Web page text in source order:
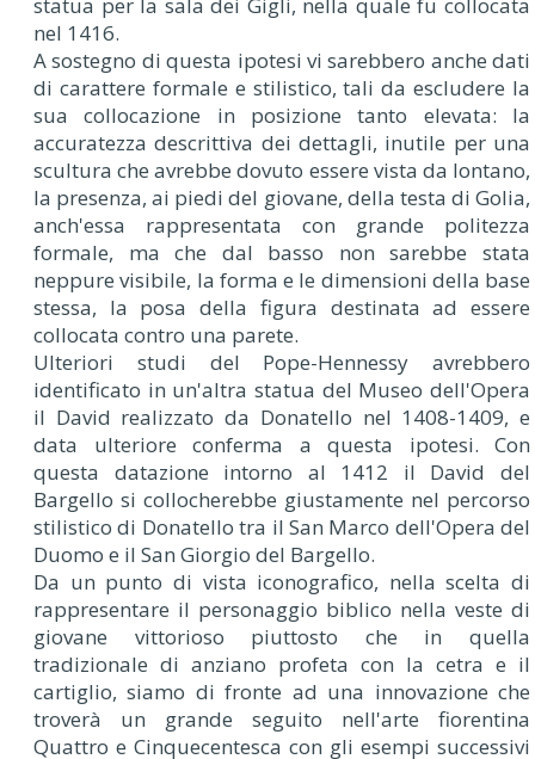
nel 1416.
A sostegno di questa ipotesi vi sarebbero anche dati
di carattere formale e stilistico, tali da escludere la
sua collocazione in posizione tanto elevata: la
accuratezza descrittiva dei dettagli, inutile per una
scultura che avrebbe dovuto essere vista da lontano,
la presenza, ai piedi del giovane, della testa di Golia,
anch'essa rappresentata con grande politezza
formale, ma che dal basso non sarebbe stata
neppure visibile, la forma e le dimensioni della base
stessa, la posa della figura destinata ad essere
collocata contro una parete.
Ulteriori studi del Pope-Hennessy avrebbero
identificato in un'altra statua del Museo dell'Opera
il David realizzato da Donatello nel 1408-1409, e
data ulteriore conferma a questa ipotesi. Con
questa datazione intorno al 1412 il David del
Bargello si collocherebbe giustamente nel percorso
stilistico di Donatello tra il San Marco dell'Opera del
Duomo e il San Giorgio del Bargello.
Da un punto di vista iconografico, nella scelta di
rappresentare il personaggio biblico nella veste di
giovane vittorioso piuttosto che in quella
tradizionale di anziano profeta con la cetra e il
cartiglio, siamo di fronte ad una innovazione che
troverà un grande seguito nell'arte fiorentina
Quattro e Cinquecentesca con gli esempi successivi